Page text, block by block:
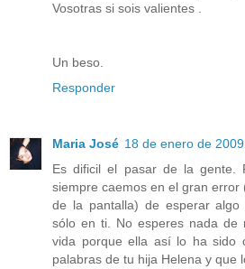
Vosotras si sois valientes .
Un beso.
Responder
Maria José 18 de enero de
Es dificil el pasar de la gente.
siempre caemos en el gran
de la pantalla) de esperar algo
sólo en ti. No esperes nada de
vida porque ella así lo ha sido
palabras de tu hija Helena y que